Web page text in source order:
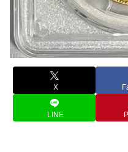
X
LINE